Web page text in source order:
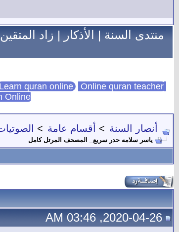
منتدى السنة|الأذكار|زاد المتقين
quran online Online quran teacher
Online
أنصار السنة > أقسام عامة >
ياسر سلامه حدر سريع_ المصحف المرتل كامل
2020-04-26, 03:46 AM